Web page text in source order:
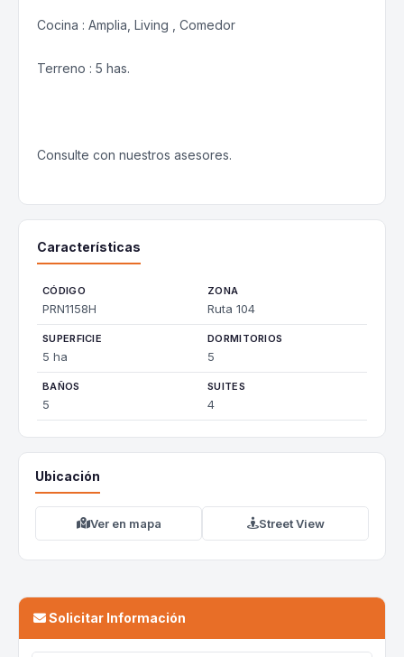
Cocina : Amplia, Living , Comedor
Terreno : 5 has.
Consulte con nuestros asesores.
Características
CÓDIGO
PRN1158H
ZONA
Ruta 104
SUPERFICIE
5 ha
DORMITORIOS
5
BAÑOS
5
SUITES
4
Ubicación
Ver en mapa Street View
Solicitar Información